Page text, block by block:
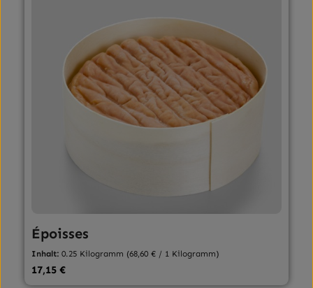
Époisses
Inhalt:0.25 Kilogramm (68,60 € / 1 Kilogramm)
Regulärer Preis:
17,15 €